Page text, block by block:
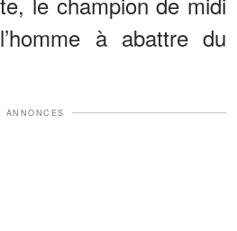
à abattre du
ANNONCES